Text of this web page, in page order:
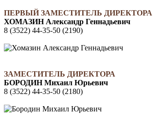
ПЕРВЫЙ ЗАМЕСТИТЕЛЬ ДИРЕКТОРА
ХОМАЗИН Александр Геннадьевич
8 (3522) 44-35-50 (2190)
ЗАМЕСТИТЕЛЬ ДИРЕКТОРА
БОРОДИН Михаил Юрьевич
8 (3522) 44-35-50 (2180)